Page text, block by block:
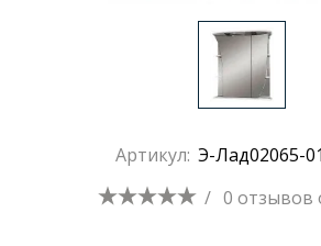
Артикул: Э-Лад02065-
/ 0 отзывов